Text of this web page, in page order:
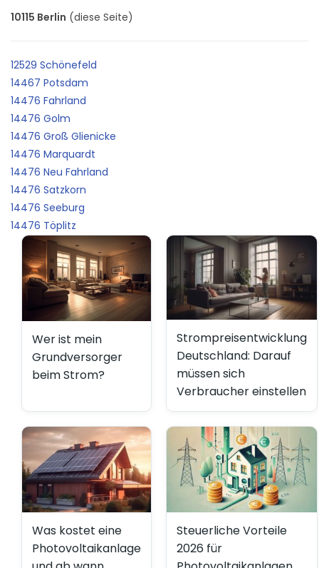
10115 Berlin (diese Seite)
12529 Schönefeld
14467 Potsdam
14476 Fahrland
14476 Golm
14476 Groß Glienicke
14476 Marquardt
14476 Neu Fahrland
14476 Satzkorn
14476 Seeburg
14476 Töplitz
Wer ist mein
Grundversorger
beim Strom?
Strompreisentwicklung
Deutschland: Darauf
müssen sich
Verbraucher einstellen
Was kostet eine
Photovoltaikanlage
Steuerliche Vorteile
2026 für